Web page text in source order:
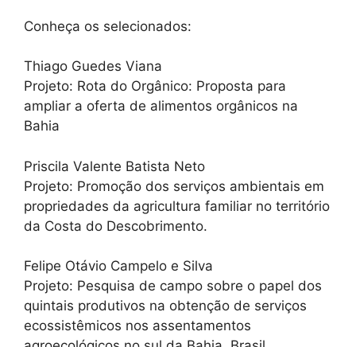
Conheça os selecionados:
Thiago Guedes Viana
Projeto: Rota do Orgânico: Proposta para
ampliar a oferta de alimentos orgânicos na
Bahia
Priscila Valente Batista Neto
Projeto: Promoção dos serviços ambientais em
propriedades da agricultura familiar no território
da Costa do Descobrimento.
Felipe Otávio Campelo e Silva
Projeto: Pesquisa de campo sobre o papel dos
quintais produtivos na obtenção de serviços
ecossistêmicos nos assentamentos